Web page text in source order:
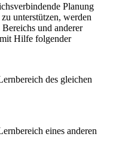
Planung
unterstützen, werden
und anderer
Hilfe folgender
des gleichen
eines anderen